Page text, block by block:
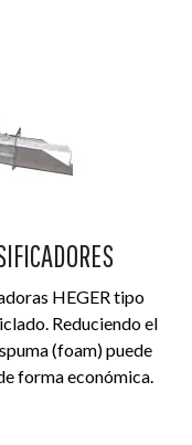
HEGER tipo
Reduciendo el
(foam) puede
forma económica.